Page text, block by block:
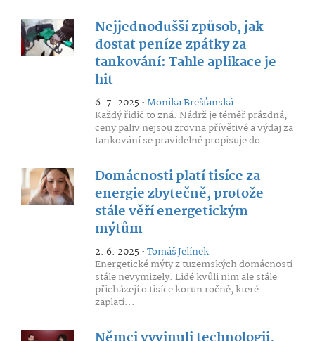
Nejjednodušší způsob, jak
dostat peníze zpátky za
tankování: Tahle aplikace je
hit
6. 7. 2025 •Monika Brešťanská
Každý řidič to zná. Nádrž je téměř prázdná,
ceny paliv nejsou zrovna přívětivé a výdaj za
tankování se pravidelně propisuje do...
Domácnosti platí tisíce za
energie zbytečně, protože
stále věří energetickým
mýtům
2. 6. 2025 •Tomáš Jelínek
Energetické mýty z tuzemských domácností
stále nevymizely. Lidé kvůli nim ale stále
přicházejí o tisíce korun ročně, které
zaplatí...